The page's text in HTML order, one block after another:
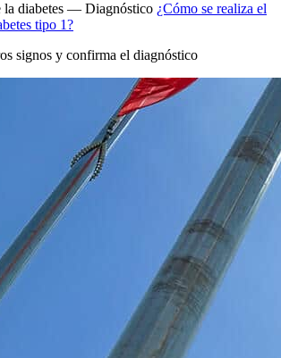
la diabetes — Diagnóstico ¿Cómo se realiza el
tipo 1?
signos y confirma el diagnóstico